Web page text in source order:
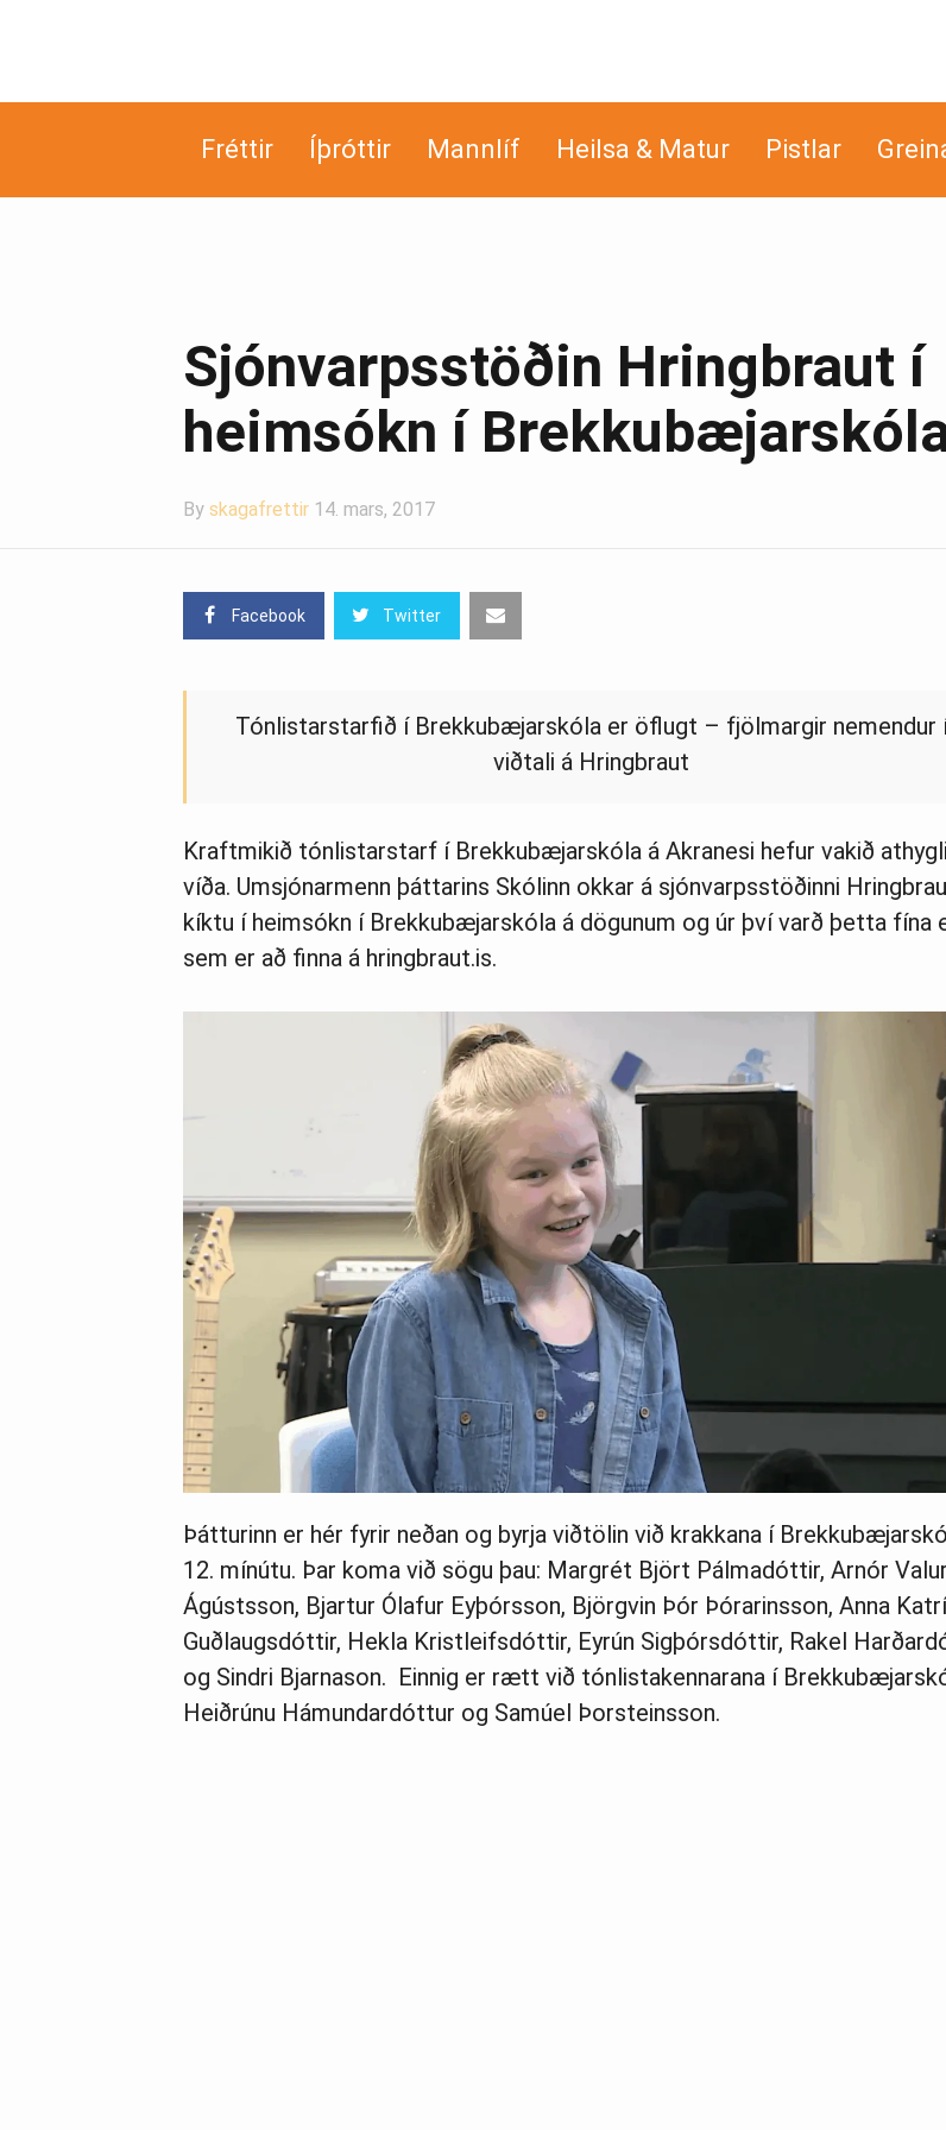
Fréttir Íþróttir Mannlíf Heilsa & Matur Pistlar
Sjónvarpsstöðin Hringbraut í
heimsókn í
By skagafrettir 14. mars, 2017
Facebook Twitter
Tónlistarstarfið í Brekkubæjarskóla er öflugt – fjölmargir nemendur
viðtali á Hringbraut
Kraftmikið tónlistarstarf í Brekkubæjarskóla á Akranesi hefur vakið athygli
víða. Umsjónarmenn þáttarins Skólinn okkar á sjónvarpsstöðinni
kíktu í heimsókn í Brekkubæjarskóla á dögunum og úr því varð þetta fína
sem er að finna á hringbraut.is.
Þátturinn er hér fyrir neðan og byrja viðtölin við krakkana í
12. mínútu. Þar koma við sögu þau: Margrét Björt Pálmadóttir, Arnór Valur
Ágústsson, Bjartur Ólafur Eyþórsson, Björgvin Þór Þórarinsson, Anna
Guðlaugsdóttir, Hekla Kristleifsdóttir, Eyrún Sigþórsdóttir, Rakel
og Sindri Bjarnason. Einnig er rætt við tónlistakennarana í
Heiðrúnu Hámundardóttur og Samúel Þorsteinsson.